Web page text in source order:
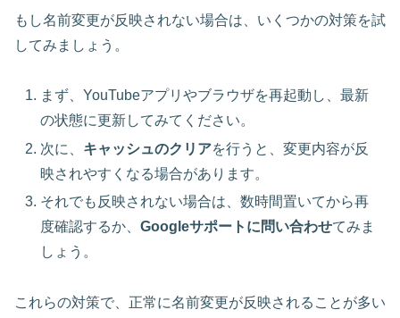
もし名前変更が反映されない場合は、いくつかの対策を試
してみましょう。
まず、YouTubeアプリやブラウザを再起動 し、最新
の状態に更新してみてください。
次に、 キャッシュのクリアを行うと、変更内容が反
映されやすくなる場合があります。
それでも反映されない場合は、数時間置いてから再
度確認するか、Googleサポートに問い合わせてみま
しょう。
これらの対策で、正常に名前変更が反映されることが多い